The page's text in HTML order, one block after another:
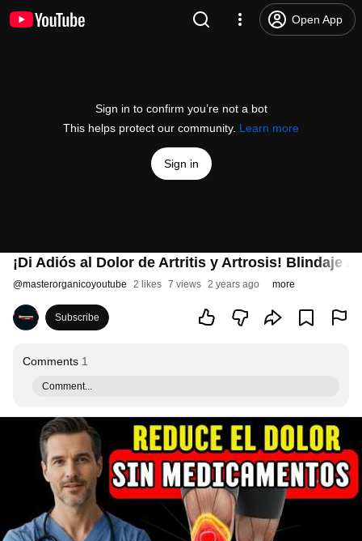
Open App
Sign in to confirm you’re not a bot
This helps protect our community. Learn more
Sign in
¡Di Adiós al Dolor de Artritis y Artrosis! Blindaje
@masterorganicoyoutube 2 likes 7 views 2 years ago more
Subscribe
Comments 1
Comment...